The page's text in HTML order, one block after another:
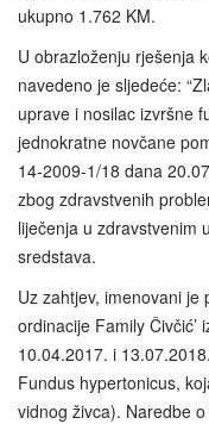
ukupno 1.762 KM.
U obrazloženju rješenja
navedeno je sljedeće:
uprave i nosilac izvršne
jednokratne novčane
14-2009-1/18 dana
zbog zdravstvenih
liječenja u zdravstvenim
sredstava.
Uz zahtjev, imenovani je
ordinacije Family
10.04.2017. i
Fundus hypertonicus,
vidnog živca). Naredbe